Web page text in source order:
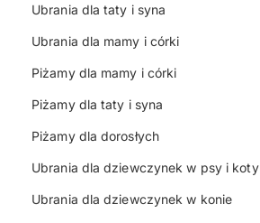
Ubrania dla taty i syna
Ubrania dla mamy i córki
Piżamy dla mamy i córki
Piżamy dla taty i syna
Piżamy dla dorosłych
Ubrania dla dziewczynek w psy i koty
Ubrania dla dziewczynek w konie